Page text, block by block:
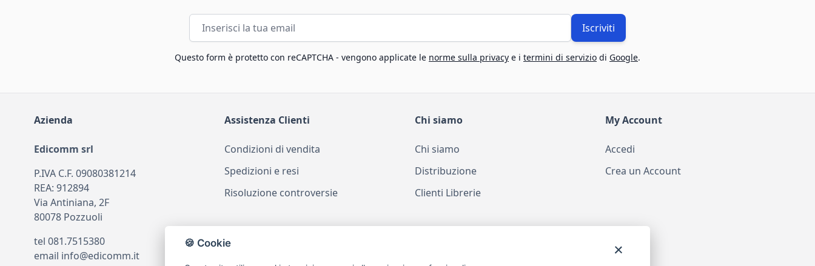
Indirizzo email
Iscriviti
Questo form è protetto con reCAPTCHA - vengono applicate le norme sulla privacy e i termini di servizio di Google.
Azienda
Edicomm srl
P.IVA C.F. 09080381214
REA: 912894
Via Antiniana, 2F
80078 Pozzuoli
tel 081.7515380
email info@edicomm.it
Assistenza Clienti
Condizioni di vendita
Spedizioni e resi
Risoluzione controversie
Chi siamo
Chi siamo
Distribuzione
Clienti Librerie
My Account
Accedi
Crea un Account
🍪 Cookie